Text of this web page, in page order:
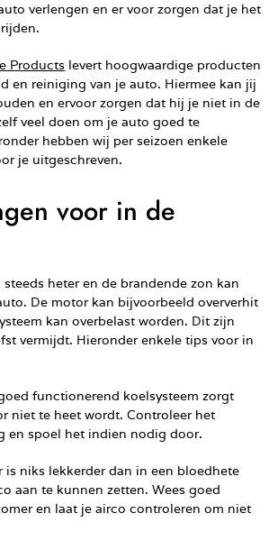
verlengen en er voor zorgen dat je het
Products levert hoogwaardige producten
en reiniging van je auto. Hiermee kan jij
en ervoor zorgen dat hij je niet in de
veel doen om je auto goed te
hebben wij per seizoen enkele
je uitgeschreven.
voor in de
steeds heter en de brandende zon kan
De motor kan bijvoorbeeld oververhit
kan overbelast worden. Dit zijn
vermijdt. Hieronder enkele tips voor in
functionerend koelsysteem zorgt
niet te heet wordt. Controleer het
en spoel het indien nodig door.
is niks lekkerder dan in een bloedhete
aan te kunnen zetten. Wees goed
en laat je airco controleren om niet